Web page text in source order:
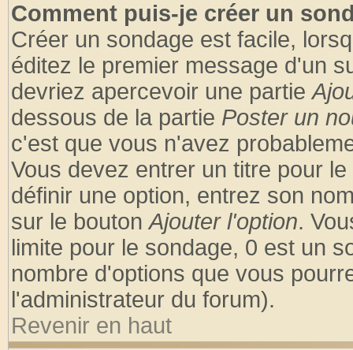
Comment puis-je créer un
Créer un sondage est facile,
éditez le premier message d'un
devriez apercevoir une partie
dessous de la partie Poster un
c'est que vous n'avez
Vous devez entrer un titre pour
définir une option, entrez son
sur le boutonAjouter l'option.
limite pour le sondage, 0 est un
nombre d'options que vous
l'administrateur du forum).
Revenir en haut